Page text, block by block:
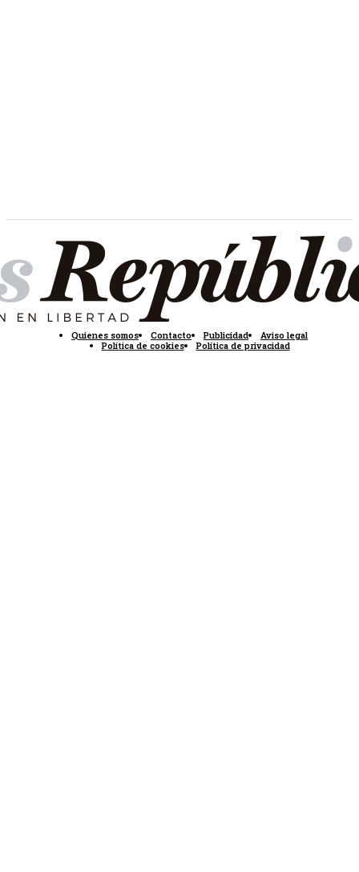
Quienes somos Contacto Publicidad
Aviso legal
Política de cookies
Política de privacidad